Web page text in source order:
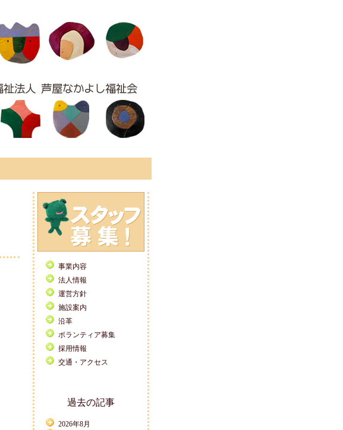
事業内容
法人情報
運営方針
施設案内
沿革
ボランティア募集
採用情報
交通・アクセス
過去の記事
2026年8月